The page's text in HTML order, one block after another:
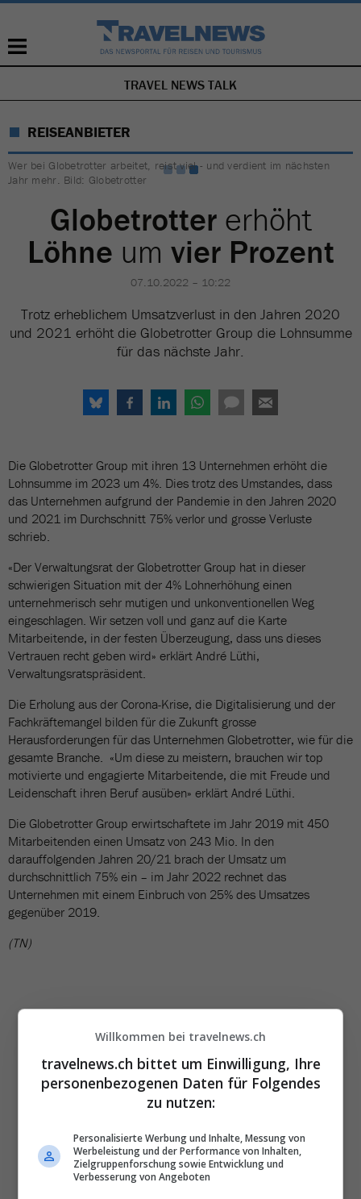
NAVIGATION
ÜBERSPRINGEN
TRAVEL NEWS TALK
REISEANBIETER
Wer bei Globetrotter arbeitet, reist viel - und verdient im nächsten
Jahr mehr. Bild: Globetrotter
Globetrottererhöht
Löhne um vier Prozent
07.10.2022 – 10:22
Trotz erheblichem Umsatzverlust in den Jahren 2020
und 2021 erhöht die Globetrotter Group die Lohnsumme
für das nächste Jahr.
Die Globetrotter Group mit ihren 13 Unternehmen erhöht die
Lohnsumme im 2023 um 4%. Dies trotz des Umstandes, dass
das Unternehmen aufgrund der Pandemie in den Jahren 2020
und 2021 im Durchschnitt 75% verlor und grosse Verluste
schrieb.
«Der Verwaltungsrat der Globetrotter Group hat in dieser
schwierigen Situation mit der 4% Lohnerhöhung einen
unternehmerisch sehr mutigen und unkonventionellen Weg
eingeschlagen. Wir setzen voll und ganz auf die Karte
Mitarbeitende, in der festen Überzeugung, dass uns dieses
Vertrauen recht geben wird» erklärt André Lüthi,
Verwaltungsratspräsident.
Die Erholung aus der Corona-Krise, die Digitalisierung und der
Fachkräftemangel bilden für die Zukunft grosse
Herausforderungen für das Unternehmen Globetrotter, wie für die
gesamte Branche. «Um diese zu meistern, brauchen wir top
motivierte und engagierte Mitarbeitende, die mit Freude und
Leidenschaft ihren Beruf ausüben» erklärt André Lüthi.
Die Globetrotter Group erwirtschaftete im Jahr 2019 mit 450
Mitarbeitenden einen Umsatz von 243 Mio. In den
darauffolgenden Jahren 20/21 brach der Umsatz um
durchschnittlich 75% ein – im Jahr 2022 rechnet das
Unternehmen mit einem Einbruch von 25% des Umsatzes
gegenüber 2019.
(TN)
Die wichtigsten und
besten News direkt in
Ihr E‑Mail-Postfach
Täglich oder wöchentlich, mit mehr Insights oder
Willkommen bei travelnews.ch
travelnews.ch bittet um Einwilligung, Ihre
personenbezogenen Daten für Folgendes
zu nutzen:
Personalisierte Werbung und Inhalte, Messung von
Werbeleistung und der Performance von Inhalten,
Zielgruppenforschung sowie Entwicklung und
Verbesserung von Angeboten